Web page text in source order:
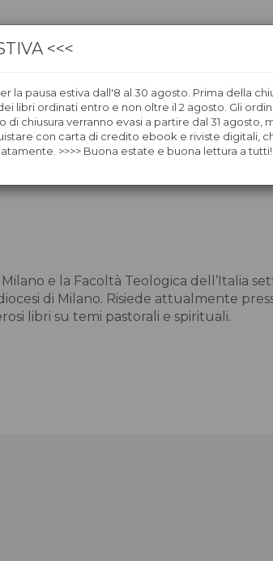
ÀNCORAWOW
e la Facoltà Teologica dell’Italia
di Milano. Risiede attualmente
libri su temi pastorali e spirituali.
<<<
la pausa estiva dall'8 al 30 agosto. Prima della
libri ordinati entro e non oltre il 2 agosto. Gli
chiusura verranno evasi a partire dal 31 agosto,
con carta di credito ebook e riviste digitali,
>>>> Buona estate e buona lettura a tutti!